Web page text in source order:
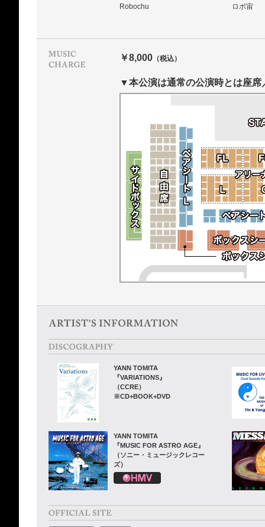
Robochu ロボ宙
￥8,000 （税込）
▼本公演は通常の公演時とは座席
YANN TOMITA
『VARIATIONS』
（CCRE）
※CD+BOOK+DVD
YANN TOMITA
『MUSIC FOR ASTRO AGE』
（ソニー・ミュージックレコー
ズ）